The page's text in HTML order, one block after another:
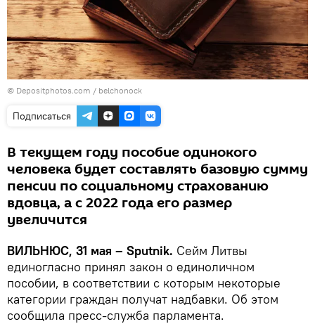
© Depositphotos.com / belchonock
Подписаться
В текущем году пособие одинокого
человека будет составлять базовую сумму
пенсии по социальному страхованию
вдовца, а с 2022 года его размер
увеличится
ВИЛЬНЮС, 31 мая – Sputnik. Сейм Литвы
единогласно принял закон о единоличном
пособии, в соответствии с которым некоторые
категории граждан получат надбавки. Об этом
сообщила пресс-служба парламента.